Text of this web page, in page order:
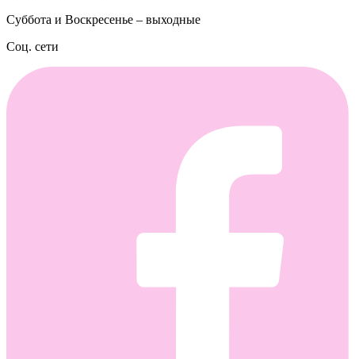
Суббота и Воскресенье – выходные
Соц. сети